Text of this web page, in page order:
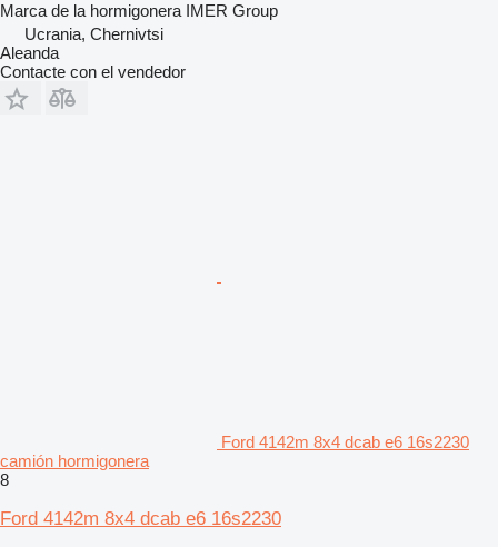
Marca de la hormigonera IMER Group
Ucrania, Chernivtsi
Aleanda
Contacte con el vendedor
Ford 4142m 8x4 dcab e6 16s2230
camión hormigonera
8
Ford 4142m 8x4 dcab e6 16s2230